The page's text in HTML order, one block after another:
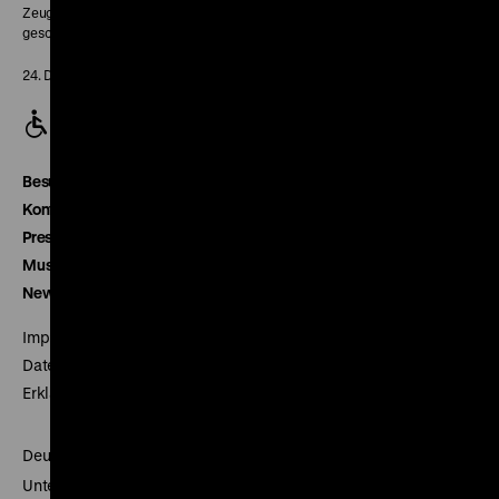
Zeughaus:
geschlossen
24. Dezember geschlossen
Besucherservice
Kontakt
Presse
Museumsverein
Newsletter
Impressum
Datenschutz
Erklärung digitale Barrierefreiheit
Deutsches Historisches Museum
Unter den Linden 2